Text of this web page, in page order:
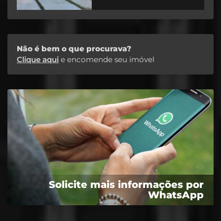
Não é bem o que procurava?
Clique aqui e encomende seu imóvel
Solicite mais informações por
WhatsApp